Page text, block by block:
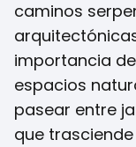
caminos
importancia
espacios
pasear entre
que